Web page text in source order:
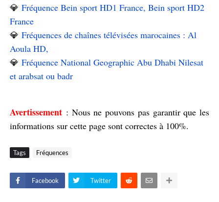
💎 Fréquence Bein sport HD1 France, Bein sport HD2
France
💎 Fréquences de chaînes télévisées marocaines : Al
Aoula HD,
💎 Fréquence National Geographic Abu Dhabi Nilesat
et arabsat ou badr
Avertissement : Nous ne pouvons pas garantir que les
informations sur cette page sont correctes à 100%.
Tags Fréquences
Facebook Twitter